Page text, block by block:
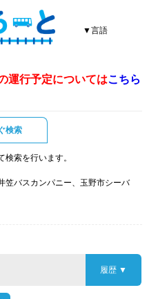
▼言語
運行予定についてはこちら
検索
索を行います。
笠バスカンパニー、玉野市シーバ
履歴